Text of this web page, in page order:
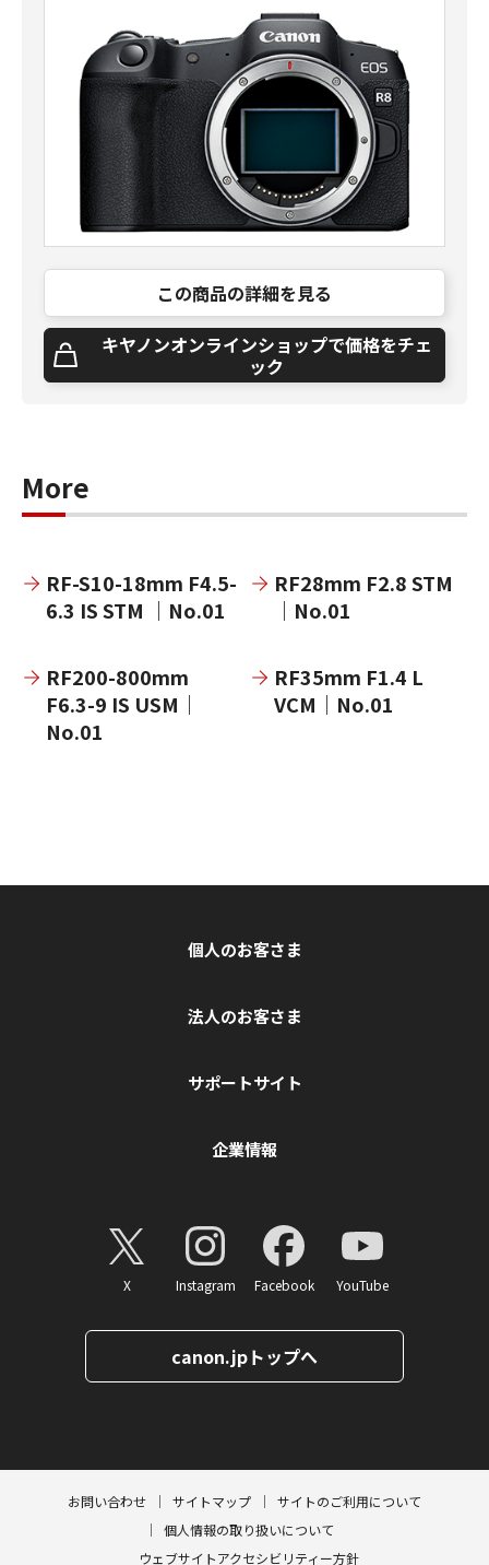
この商品の詳細を見る
キヤノンオンラインショップで価格をチェ
ック
More
RF-S10-18mm F4.5-
6.3 IS STM ｜No.01
RF28mm F2.8 STM
｜No.01
RF200-800mm
F6.3-9 IS USM｜
No.01
RF35mm F1.4 L
VCM｜No.01
個人のお客さま
法人のお客さま
サポートサイト
企業情報
X Instagram Facebook YouTube
canon.jpトップへ
お問い合わせ サイトマップ
サイトのご利用について
個人情報の取り扱いについて
ウェブサイトアクセシビリティー方針